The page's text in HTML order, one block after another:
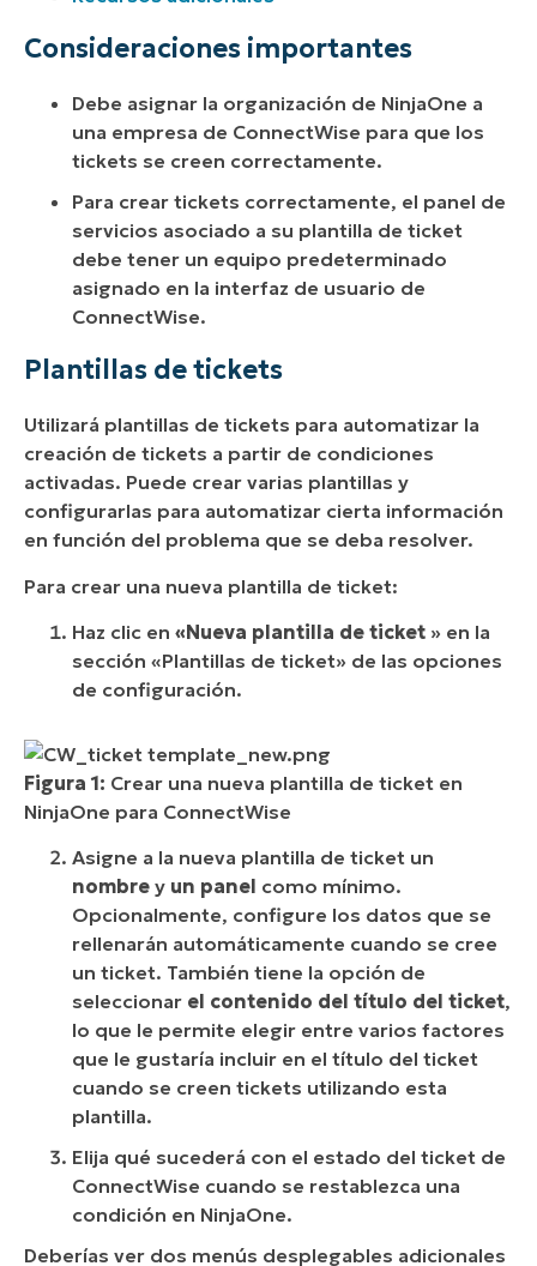
Consideraciones importantes
Debe asignar la organización de NinjaOne a
una empresa de ConnectWise para que los
tickets se creen correctamente.
Para crear tickets correctamente, el panel de
servicios asociado a su plantilla de ticket
debe tener un equipo predeterminado
asignado en la interfaz de usuario de
ConnectWise.
Plantillas de tickets
Utilizará plantillas de tickets para automatizar la
creación de tickets a partir de condiciones
activadas. Puede crear varias plantillas y
configurarlas para automatizar cierta información
en función del problema que se deba resolver.
Para crear una nueva plantilla de ticket:
Haz clic en «Nueva plantilla de ticket » en la
sección «Plantillas de ticket» de las opciones
de configuración.
Figura 1: Crear una nueva plantilla de ticket en
NinjaOne para ConnectWise
Asigne a la nueva plantilla de ticket un
nombre y un panel como mínimo.
Opcionalmente, configure los datos que se
rellenarán automáticamente cuando se cree
un ticket. También tiene la opción de
seleccionar el contenido del título del ticket,
lo que le permite elegir entre varios factores
que le gustaría incluir en el título del ticket
cuando se creen tickets utilizando esta
plantilla.
Elija qué sucederá con el estado del ticket de
ConnectWise cuando se restablezca una
condición en NinjaOne.
Deberías ver dos menús desplegables adicionales